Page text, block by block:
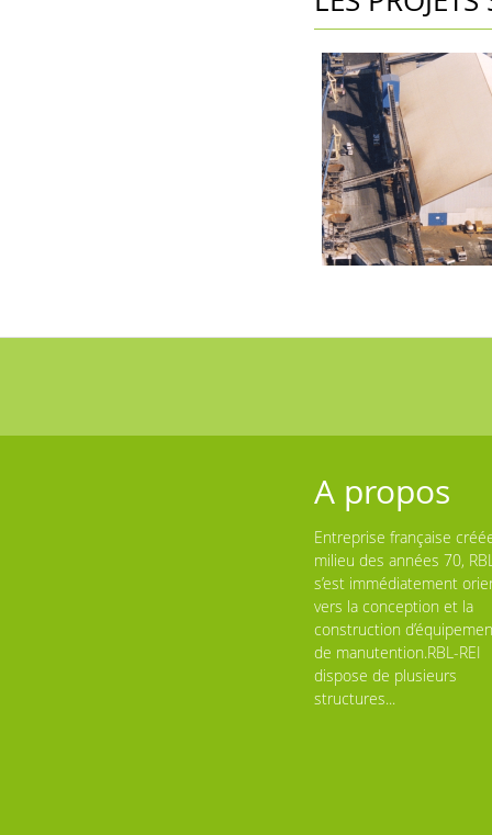
A propos
Entreprise française
milieu des années 70,
s’est immédiatement
vers la conception et la
construction
de manutention.RBL-REI
dispose de plusieurs
structures...